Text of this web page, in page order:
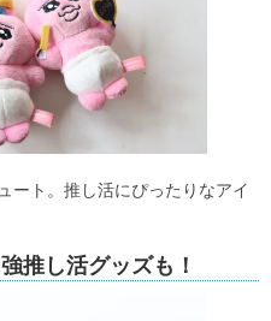
ート。推し活にぴったりなアイ
推し活グッズも！